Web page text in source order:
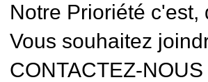
Notre Prioriété c'est,
Vous souhaitez
CONTACTEZ-NOUS